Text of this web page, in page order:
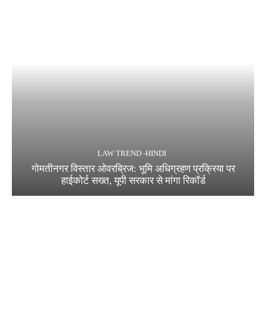
LAW TREND -HINDI
गोमतीनगर विस्तार ओवरब्रिज: भूमि अधिग्रहण प्रक्रिया पर
हाईकोर्ट सख्त, यूपी सरकार से मांगा रिकॉर्ड